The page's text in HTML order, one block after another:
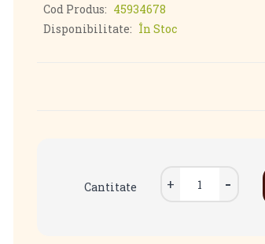
Cod Produs: 45934678
Disponibilitate: În Stoc
Cantitate